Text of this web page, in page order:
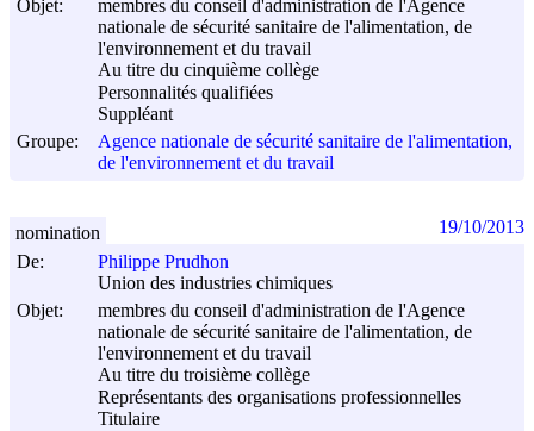
Objet:
membres du conseil d'administration de l'Agence
nationale de sécurité sanitaire de l'alimentation, de
l'environnement et du travail
Au titre du cinquième collège
Personnalités qualifiées
Suppléant
Groupe:
Agence nationale de sécurité sanitaire de l'alimentation,
de l'environnement et du travail
De:
Philippe Prudhon
Union des industries chimiques
Objet:
membres du conseil d'administration de l'Agence
nationale de sécurité sanitaire de l'alimentation, de
l'environnement et du travail
Au titre du troisième collège
Représentants des organisations professionnelles
Titulaire
nomination 19/10/2013